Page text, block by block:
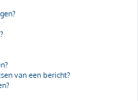
van een bericht?